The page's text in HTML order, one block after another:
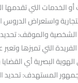
الخدمات التي تقدمها
واستعراض
الشخصية والموقف:
التي تميزها
البصرية أي
المستهدف: تحديد